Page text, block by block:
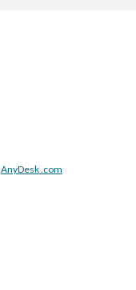
AnyDesk.com